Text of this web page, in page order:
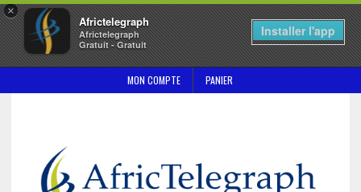
×
Africtelegraph
Africtelegraph
Gratuit - Gratuit
Installer l'app
MON COMPTE PANIER